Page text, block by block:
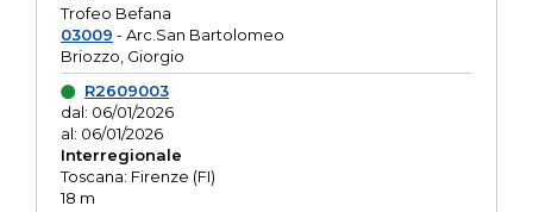
Trofeo Befana
03009 - Arc.San Bartolomeo
Briozzo, Giorgio
R2609003
dal: 06/01/2026
al: 06/01/2026
Interregionale
Toscana: Firenze (FI)
18 m